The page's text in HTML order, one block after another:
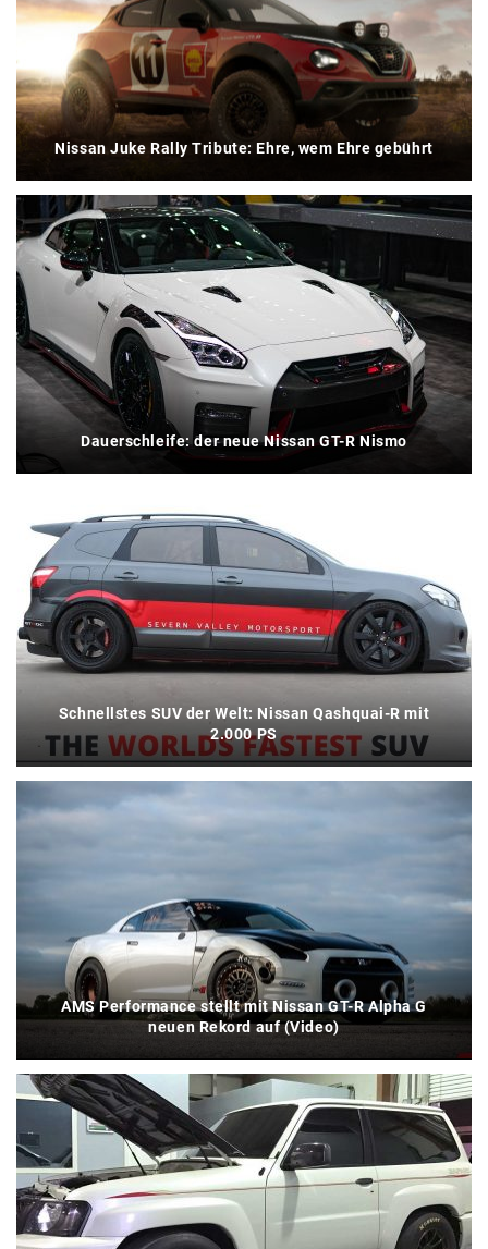
Nissan Juke Rally Tribute: Ehre, wem Ehre gebührt
Dauerschleife: der neue Nissan GT-R Nismo
Schnellstes SUV der Welt: Nissan Qashquai-R mit
2.000 PS
AMS Performance stellt mit Nissan GT-R Alpha G
neuen Rekord auf (Video)